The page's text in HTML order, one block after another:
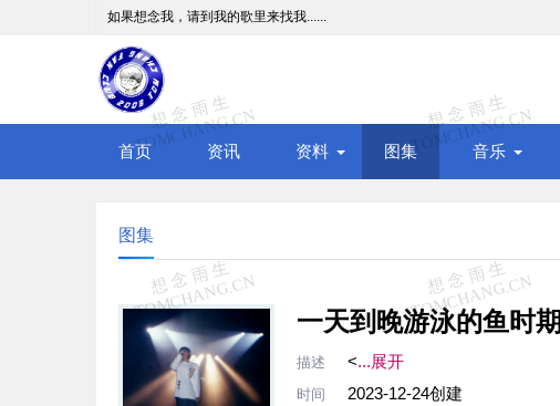
如果想念我，请到我的歌里来找我......
首页 资讯 资料 图集 音乐
图集
一天到晚游泳的鱼时期
描述 <...展开
时间 2023-12-24创建